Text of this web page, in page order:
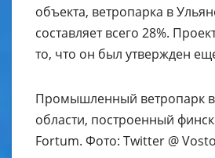
объекта, ветропарка в
составляет всего 28%.
то, что он был утвержден
Промышленный ветропарк
области, построенный
Fortum. Фото: Twitter @